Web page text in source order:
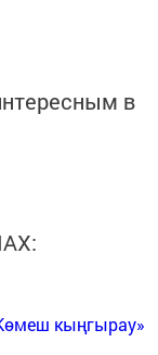
в
кыңгырау»